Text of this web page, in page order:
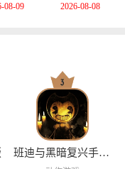
08-09
2026-08-08
班迪与黑暗复兴手机版